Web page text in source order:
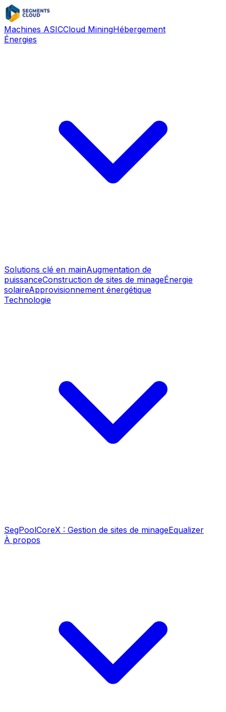
Machines ASICCloud MiningHébergement
Énergies
Solutions clé en mainAugmentation de
puissanceConstruction de sites de minageÉnergie
solaireApprovisionnement énergétique
Technologie
SegPoolCoreX : Gestion de sites de minageEqualizer
À propos